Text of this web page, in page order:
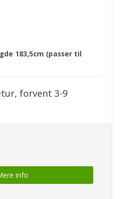
183,5cm (passer til
forvent 3-9
info